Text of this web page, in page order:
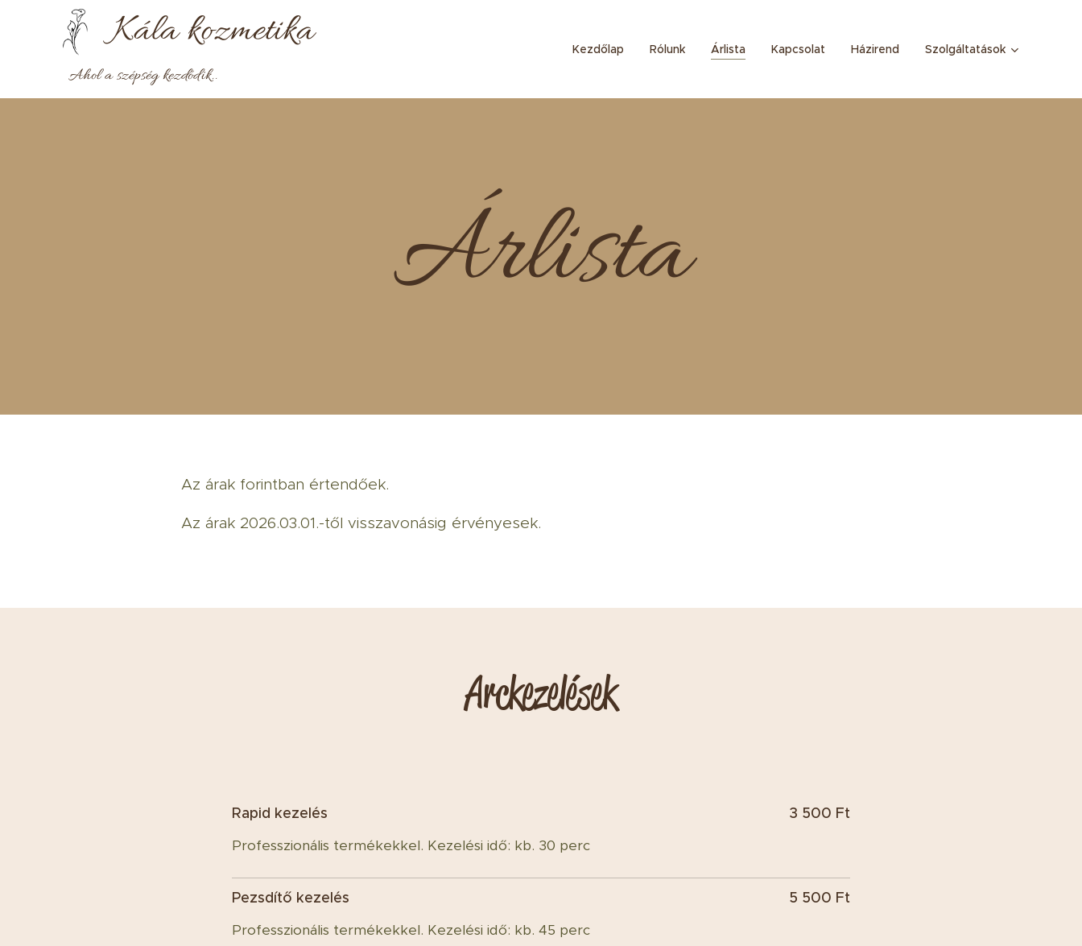
Kálakozmetika
Ahol a szépség kezdődik..
Kezdőlap Rólunk Árlista Kapcsolat Házirend Szolgáltatások
Árlista
Az árak forintban értendőek.
Az árak 2026.03.01.-től visszavonásig érvényesek.
Arckezelések
Rapid kezelés
Professzionális termékekkel. Kezelési idő: kb. 30 perc
3 500 Ft
Pezsdítő kezelés
Professzionális termékekkel. Kezelési idő: kb. 45 perc
5 500 Ft